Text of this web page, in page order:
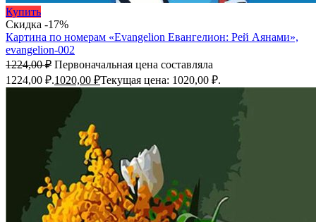
Купить
Скидка -17%
Картина по номерам «Evangelion Евангелион: Рей Аянами»,
evangelion-002
1224,00₽ Первоначальная цена составляла
1224,00 ₽.1020,00 ₽Текущая цена: 1020,00 ₽.